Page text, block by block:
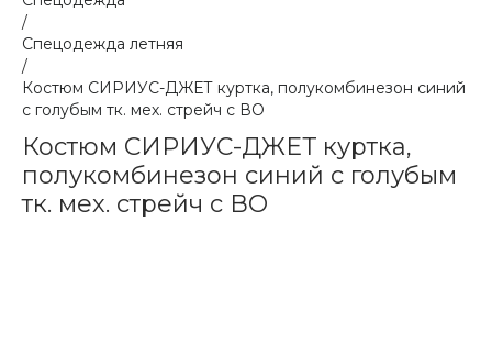
/
Спецодежда летняя
/
Костюм СИРИУС-ДЖЕТ куртка, полукомбинезон синий
с голубым тк. мех. стрейч с ВО
Костюм СИРИУС-ДЖЕТ куртка,
полукомбинезон синий с голубым
тк. мех. стрейч с ВО